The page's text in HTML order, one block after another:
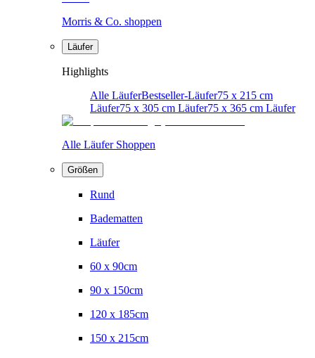
Morris & Co. shoppen
Läufer
Highlights
Alle LäuferBestseller-Läufer75 x 215 cm
Läufer75 x 305 cm Läufer75 x 365 cm Läufer
Alle Läufer Shoppen
Größen
Rund
Badematten
Läufer
60 x 90cm
90 x 150cm
120 x 185cm
150 x 215cm